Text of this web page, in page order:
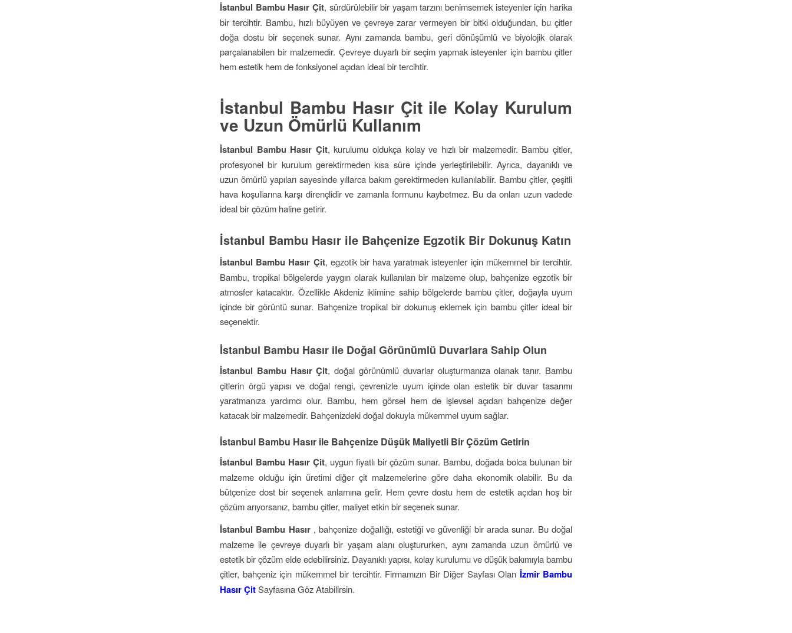
İstanbul Bambu Hasır Çit, sürdürülebilir bir yaşam tarzını benimsemek isteyenler için harika
bir tercihtir. Bambu, hızlı büyüyen ve çevreye zarar vermeyen bir bitki olduğundan, bu çitler
doğa dostu bir seçenek sunar. Aynı zamanda bambu, geri dönüşümlü ve biyolojik olarak
parçalanabilen bir malzemedir. Çevreye duyarlı bir seçim yapmak isteyenler için bambu çitler
hem estetik hem de fonksiyonel açıdan ideal bir tercihtir.
İstanbul Bambu Hasır Çit ile Kolay Kurulum
ve Uzun Ömürlü Kullanım
İstanbul Bambu Hasır Çit, kurulumu oldukça kolay ve hızlı bir malzemedir. Bambu çitler,
profesyonel bir kurulum gerektirmeden kısa süre içinde yerleştirilebilir. Ayrıca, dayanıklı ve
uzun ömürlü yapıları sayesinde yıllarca bakım gerektirmeden kullanılabilir. Bambu çitler, çeşitli
hava koşullarına karşı dirençlidir ve zamanla formunu kaybetmez. Bu da onları uzun vadede
ideal bir çözüm haline getirir.
İstanbul Bambu Hasır ile Bahçenize Egzotik Bir Dokunuş Katın
İstanbul Bambu Hasır Çit, egzotik bir hava yaratmak isteyenler için mükemmel bir tercihtir.
Bambu, tropikal bölgelerde yaygın olarak kullanılan bir malzeme olup, bahçenize egzotik bir
atmosfer katacaktır. Özellikle Akdeniz iklimine sahip bölgelerde bambu çitler, doğayla uyum
içinde bir görüntü sunar. Bahçenize tropikal bir dokunuş eklemek için bambu çitler ideal bir
seçenektir.
İstanbul Bambu Hasır ile Doğal Görünümlü Duvarlara Sahip Olun
İstanbul Bambu Hasır Çit, doğal görünümlü duvarlar oluşturmanıza olanak tanır. Bambu
çitlerin örgü yapısı ve doğal rengi, çevrenizle uyum içinde olan estetik bir duvar tasarımı
yaratmanıza yardımcı olur. Bambu, hem görsel hem de işlevsel açıdan bahçenize değer
katacak bir malzemedir. Bahçenizdeki doğal dokuyla mükemmel uyum sağlar.
İstanbul Bambu Hasır ile Bahçenize Düşük Maliyetli Bir Çözüm Getirin
İstanbul Bambu Hasır Çit, uygun fiyatlı bir çözüm sunar. Bambu, doğada bolca bulunan bir
malzeme olduğu için üretimi diğer çit malzemelerine göre daha ekonomik olabilir. Bu da
bütçenize dost bir seçenek anlamına gelir. Hem çevre dostu hem de estetik açıdan hoş bir
çözüm arıyorsanız, bambu çitler, maliyet etkin bir seçenek sunar.
İstanbul Bambu Hasır , bahçenize doğallığı, estetiği ve güvenliği bir arada sunar. Bu doğal
malzeme ile çevreye duyarlı bir yaşam alanı oluştururken, aynı zamanda uzun ömürlü ve
estetik bir çözüm elde edebilirsiniz. Dayanıklı yapısı, kolay kurulumu ve düşük bakımıyla bambu
çitler, bahçeniz için mükemmel bir tercihtir. Firmamızın Bir Diğer Sayfası Olan İzmir Bambu
Hasır ÇitSayfasına Göz Atabilirsin.